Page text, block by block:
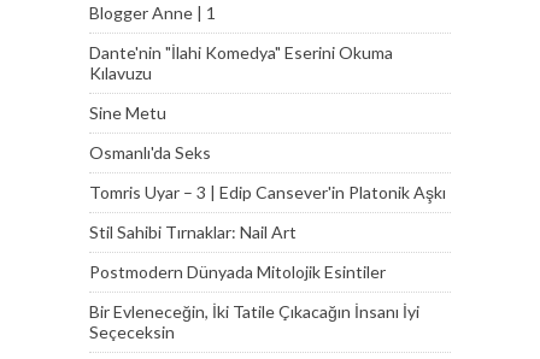
Blogger Anne | 1
Dante'nin "İlahi Komedya" Eserini Okuma
Kılavuzu
Sine Metu
Osmanlı'da Seks
Tomris Uyar – 3 | Edip Cansever'in Platonik Aşkı
Stil Sahibi Tırnaklar: Nail Art
Postmodern Dünyada Mitolojik Esintiler
Bir Evleneceğin, İki Tatile Çıkacağın İnsanı İyi
Seçeceksin